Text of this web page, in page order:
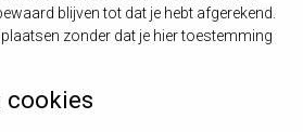
blijven tot dat je hebt afgerekend.
zonder dat je hier toestemming
cookies